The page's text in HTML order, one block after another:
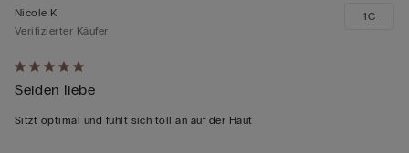
Mit
5
von
Nicole K
Verifizierter Käufer
Seiden liebe
Sitzt optimal und fühlt sich toll an auf der Haut
1C